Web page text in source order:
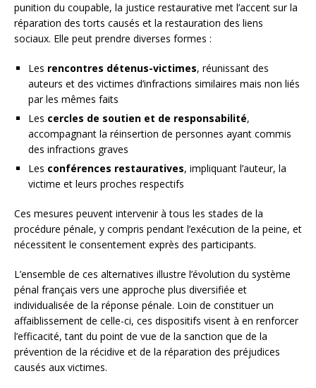
punition du coupable, la justice restaurative met l’accent sur la
réparation des torts causés et la restauration des liens
sociaux. Elle peut prendre diverses formes :
Les rencontres détenus-victimes, réunissant des
auteurs et des victimes d’infractions similaires mais non liés
par les mêmes faits
Les cercles de soutien et de responsabilité,
accompagnant la réinsertion de personnes ayant commis
des infractions graves
Les conférences restauratives, impliquant l’auteur, la
victime et leurs proches respectifs
Ces mesures peuvent intervenir à tous les stades de la
procédure pénale, y compris pendant l’exécution de la peine, et
nécessitent le consentement exprès des participants.
L’ensemble de ces alternatives illustre l’évolution du système
pénal français vers une approche plus diversifiée et
individualisée de la réponse pénale. Loin de constituer un
affaiblissement de celle-ci, ces dispositifs visent à en renforcer
l’efficacité, tant du point de vue de la sanction que de la
prévention de la récidive et de la réparation des préjudices
causés aux victimes.